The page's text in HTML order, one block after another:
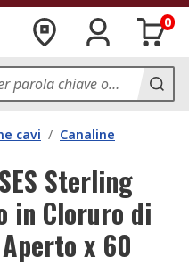
0
cavi / Canaline
Sterling
in Cloruro di
x 60